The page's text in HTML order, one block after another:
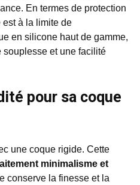
En termes de protection
est à la limite de
en silicone haut de gamme,
et une facilité
pour sa coque
une coque rigide. Cette
minimalisme et
conserve la finesse et la